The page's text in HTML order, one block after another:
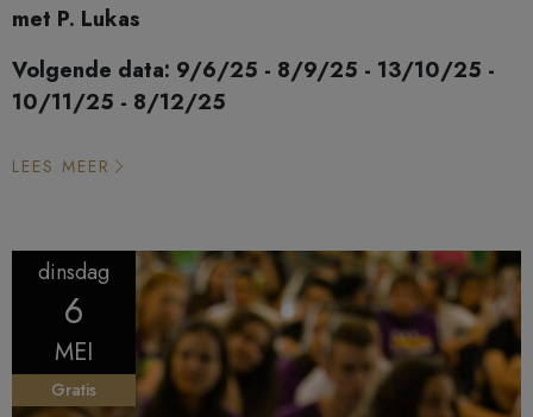
met P. Lukas
Volgende data: 9/6/25 - 8/9/25 - 13/10/25 -
10/11/25 - 8/12/25
LEES MEER
dinsdag
6
MEI
Gratis